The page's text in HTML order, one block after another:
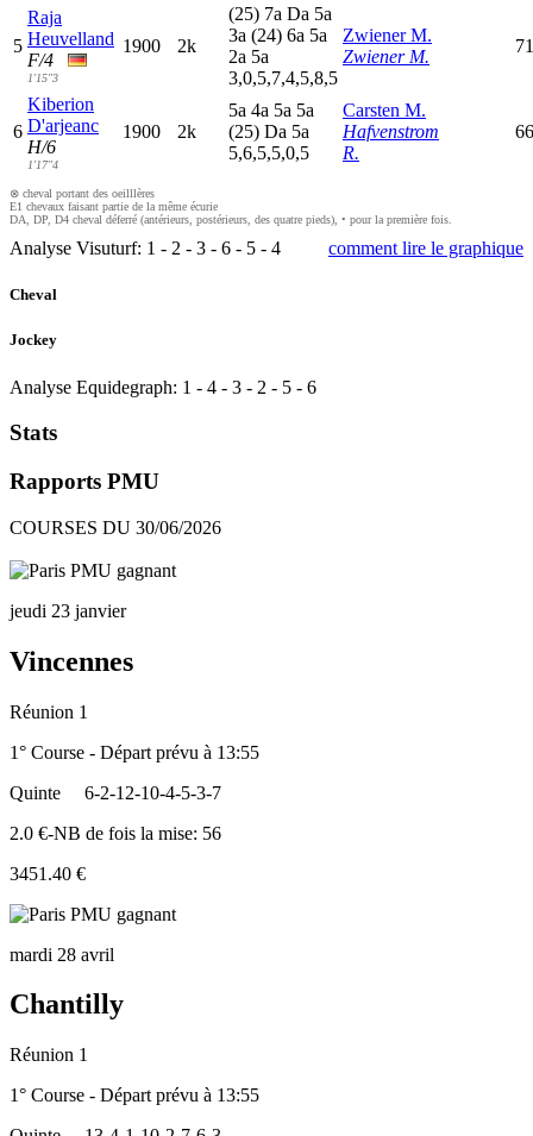
5
Raja
Heuvelland
F/4
1'15"3
1900 2k
(25) 7a Da 5a
3a (24) 6a 5a
2a 5a
3,0,5,7,4,5,8,5
Zwiener M.
Zwiener M.
6
Kiberion
D'arjeanc
H/6
1'17"4
1900 2k
5a 4a 5a 5a
(25) Da 5a
5,6,5,5,0,5
Carsten M.
Hafvenstrom
R.
⊗ cheval portant des oeilllères
E1 chevaux faisant partie de la même écurie
DA, DP, D4 cheval déferré (antérieurs, postérieurs, des quatre pieds), • pour la première fois.
Analyse Visuturf: 1 - 2 - 3 - 6 - 5 - 4 comment lire le graphique
Cheval
Jockey
Analyse Equidegraph: 1 - 4 - 3 - 2 - 5 - 6
Stats
Rapports PMU
COURSES DU 30/06/2026
jeudi 23 janvier
Vincennes
Réunion 1
1° Course - Départ prévu à 13:55
Quinte
6-2-12-10-4-5-3-7
2.0 €-NB de fois la mise: 56
3451.40 €
mardi 28 avril
Chantilly
Réunion 1
1° Course - Départ prévu à 13:55